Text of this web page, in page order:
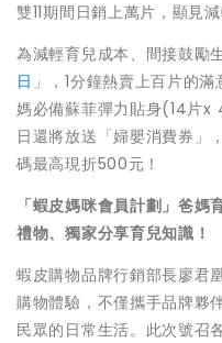
雙11期間日銷上萬片，顯見
為減輕育兒成本、間接鼓勵
日 」 ，1分鐘熱賣上百片的
媽必備蘇菲彈力貼身(14片x
日還將放送 「婦嬰消費券
碼最高現折500元！
「蝦皮媽咪會員計劃」爸媽
禮物、獨家分享育兒知識！
蝦皮購物品牌行銷部長廖君
購物體驗，不僅攜手品牌夥
民眾的日常生活。此次號召